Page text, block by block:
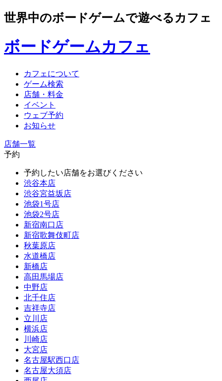
世界中のボードゲームで遊べるカフェ
ボードゲームカフェ
カフェについて
ゲーム検索
店舗・料金
イベント
ウェブ予約
お知らせ
店舗一覧
予約
予約したい店舗をお選びください
渋谷本店
渋谷宮益坂店
池袋1号店
池袋2号店
新宿南口店
新宿歌舞伎町店
秋葉原店
水道橋店
新橋店
高田馬場店
中野店
北千住店
吉祥寺店
立川店
横浜店
川崎店
大宮店
名古屋駅西口店
名古屋大須店